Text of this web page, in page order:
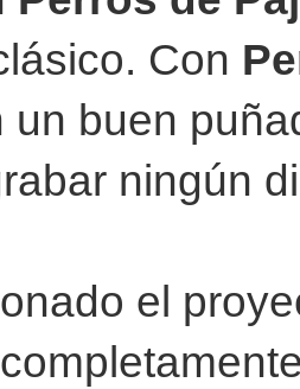
Con
un buen
ningún
el